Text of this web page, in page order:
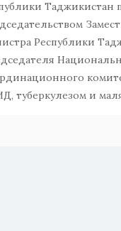
Таджикистан
Республики
туберкулезом и